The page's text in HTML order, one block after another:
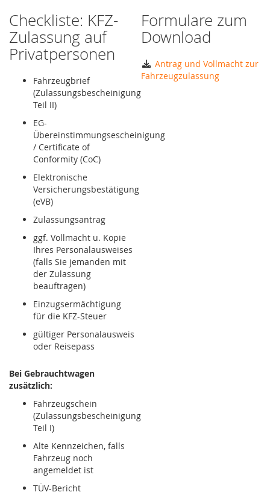
Checkliste: KFZ-
Zulassung auf
Privatpersonen
Fahrzeugbrief
(Zulassungsbescheinigung
Teil II)
EG-
Übereinstimmungsescheinigung
/ Certificate of
Conformity (CoC)
Elektronische
Versicherungsbestätigung
(eVB)
Zulassungsantrag
ggf. Vollmacht u. Kopie
Ihres Personalausweises
(falls Sie jemanden mit
der Zulassung
beauftragen)
Einzugsermächtigung
für die KFZ-Steuer
gültiger Personalausweis
oder Reisepass
Bei Gebrauchtwagen
zusätzlich:
Fahrzeugschein
(Zulassungsbescheinigung
Teil I)
Alte Kennzeichen, falls
Fahrzeug noch
angemeldet ist
TÜV-Bericht
Formulare zum
Download
Antrag und Vollmacht zur
Fahrzeugzulassung